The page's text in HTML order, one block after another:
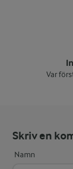
Var
Skriv en
Namn